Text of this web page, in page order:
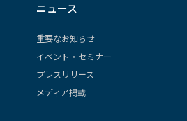
ニュース
重要なお知らせ
イベント・セミナー
プレスリリース
メディア掲載